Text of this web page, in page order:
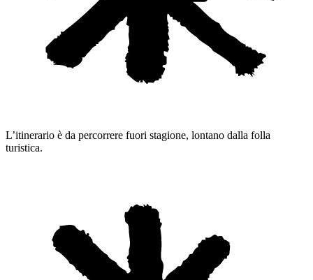
L’itinerario è da percorrere fuori stagione, lontano dalla folla
turistica.